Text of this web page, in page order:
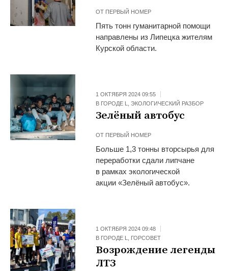
ОТ ПЕРВЫЙ НОМЕР
Пять тонн гуманитарной помощи
направлены из Липецка жителям
Курской области.
1 ОКТЯБРЯ 2024 09:55
В ГОРОДЕ L,ЭКОЛОГИЧЕСКИЙ РАЗБОР
Зелёный автобус
ОТ ПЕРВЫЙ НОМЕР
Больше 1,3 тонны вторсырья для
переработки сдали липчане
в рамках экологической
акции «Зелёный автобус».
1 ОКТЯБРЯ 2024 09:48
В ГОРОДЕ L, ГОРСОВЕТ
Возрождение легенды
ЛТЗ